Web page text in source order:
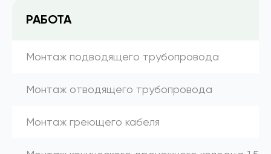
РАБОТА
Монтаж подводящего трубопровода
Монтаж отводящего трубопровода
Монтаж греющего кабеля